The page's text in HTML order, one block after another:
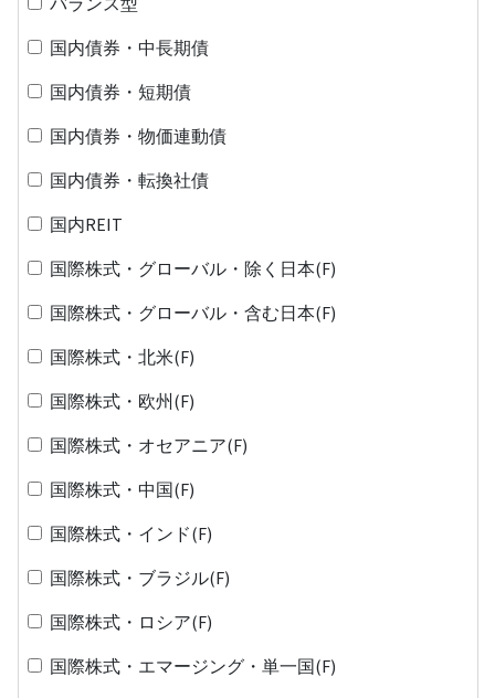
国内債券・中長期債
国内債券・短期債
国内債券・物価連動債
国内債券・転換社債
国内REIT
国際株式・グローバル・除く日本(F)
国際株式・グローバル・含む日本(F)
国際株式・北米(F)
国際株式・欧州(F)
国際株式・オセアニア(F)
国際株式・中国(F)
国際株式・インド(F)
国際株式・ブラジル(F)
国際株式・ロシア(F)
国際株式・エマージング・単一国(F)